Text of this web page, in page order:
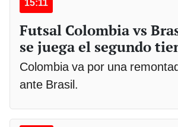
15:11
Futsal Colombia vs
se juega el segundo
Colombia va por una
ante Brasil.